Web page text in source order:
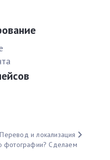
Перевод и локализация
фотографии? Сделаем